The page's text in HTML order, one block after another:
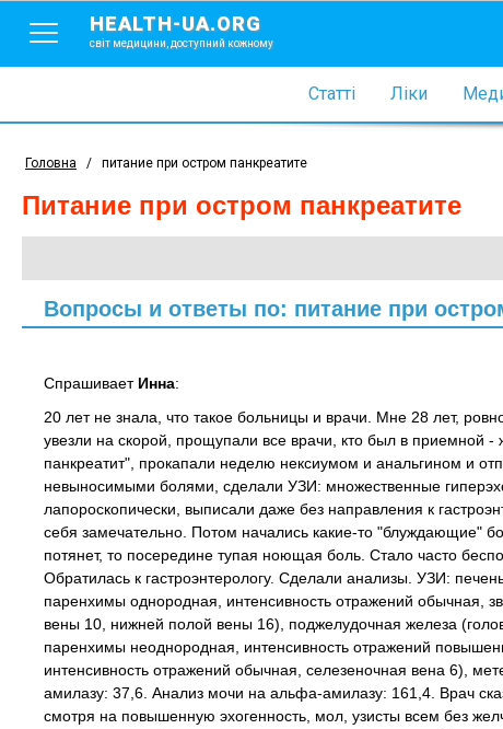
HEALTH-UA.ORG
світ медицини, доступний кожному
Статті Ліки
Головна / питание при остром панкреатите
питание при остром панкреатите
Вопросы и ответы по: питание при
Спрашивает Инна:
20 лет не знала, что такое больницы и врачи. Мне 28 лет,
увезли на скорой, прощупали все врачи, кто был в приемной
панкреатит", прокапали неделю нексиумом и анальгином и
невыносимыми болями, сделали УЗИ: множественные
лапороскопически, выписали даже без направления к
себя замечательно. Потом начались какие-то "блуждающие"
потянет, то посередине тупая ноющая боль. Стало часто
Обратилась к гастроэнтерологу. Сделали анализы. УЗИ:
паренхимы однородная, интенсивность отражений обычная,
вены 10, нижней полой вены 16), поджелудочная железа
паренхимы неоднородная, интенсивность отражений
интенсивность отражений обычная, селезеночная вена 6),
амилазу: 37,6. Анализ мочи на альфа-амилазу: 161,4. Врач
смотря на повышенную эхогенность, мол, узисты всем без